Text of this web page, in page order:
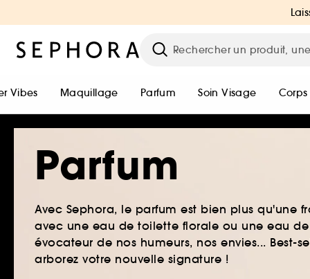
Vibes Maquillage Parfum Soin Visage Corps
Parfum
Avec Sephora, le parfum est bien plus qu'une
avec une eau de toilette florale ou une eau
évocateur de nos humeurs, nos envies... Best-
arborez votre nouvelle signature !